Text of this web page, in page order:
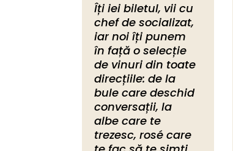
Îți iei biletul, vii cu
chef de socializat,
iar noi îți punem
în față o selecție
de vinuri din toate
direcțiile: de la
bule care deschid
conversații, la
albe care te
trezesc, rosé care